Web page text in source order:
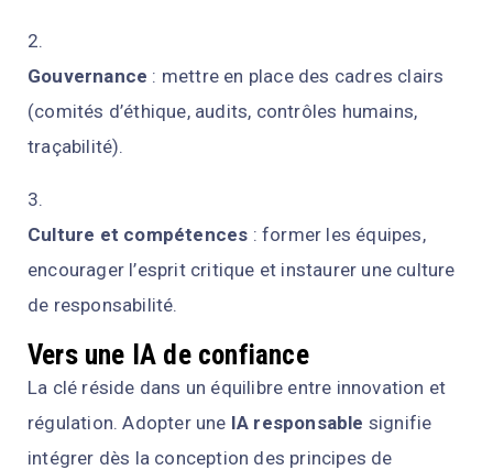
Gouvernance : mettre en place des cadres clairs
(comités d’éthique, audits, contrôles humains,
traçabilité).
Culture et compétences : former les équipes,
encourager l’esprit critique et instaurer une culture
de responsabilité.
Vers une IA de confiance
La clé réside dans un équilibre entre innovation et
régulation. Adopter une IA responsable signifie
intégrer dès la conception des principes de